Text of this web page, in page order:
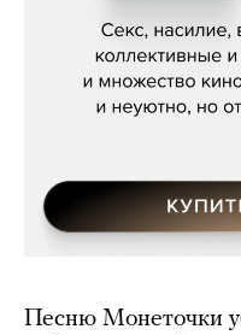
Песню Монеточки